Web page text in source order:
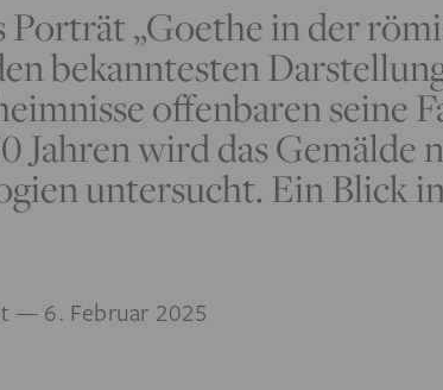
Porträt „Goethe in der
bekanntesten
offenbaren seine
Jahren wird das Gemälde
untersucht. Ein Blick
— 6. Februar 2025